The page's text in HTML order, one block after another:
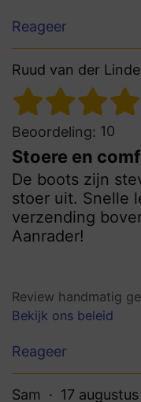
Reageer
Ruud van der
Beoordeling: 10
Stoere en
De boots zijn
stoer uit. Snelle
verzending
Aanrader!
Review handmatig
Bekijk ons beleid
Reageer
Sam 17